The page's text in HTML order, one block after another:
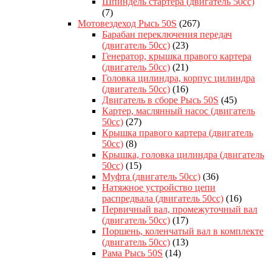
(7)
Мотовездеход Рысь 50S (267)
Барабан переключения передач
(двигатель 50сс) (23)
Генератор, крышка правого картера
(двигатель 50сс) (21)
Головка цилиндра, корпус цилиндра
(двигатель 50сс) (16)
Двигатель в сборе Рысь 50S (45)
Картер, маслянный насос (двигатель
50сс) (27)
Крышка правого картера (двигатель
50сс) (8)
Крышка, головка цилиндра (двигатель
50сс) (15)
Муфта (двигатель 50сс) (36)
Натяжное устройство цепи
распредвала (двигатель 50сс) (16)
Первичный вал, промежуточный вал
(двигатель 50сс) (17)
Поршень, коленчатый вал в комплекте
(двигатель 50сс) (13)
Рама Рысь 50S (14)